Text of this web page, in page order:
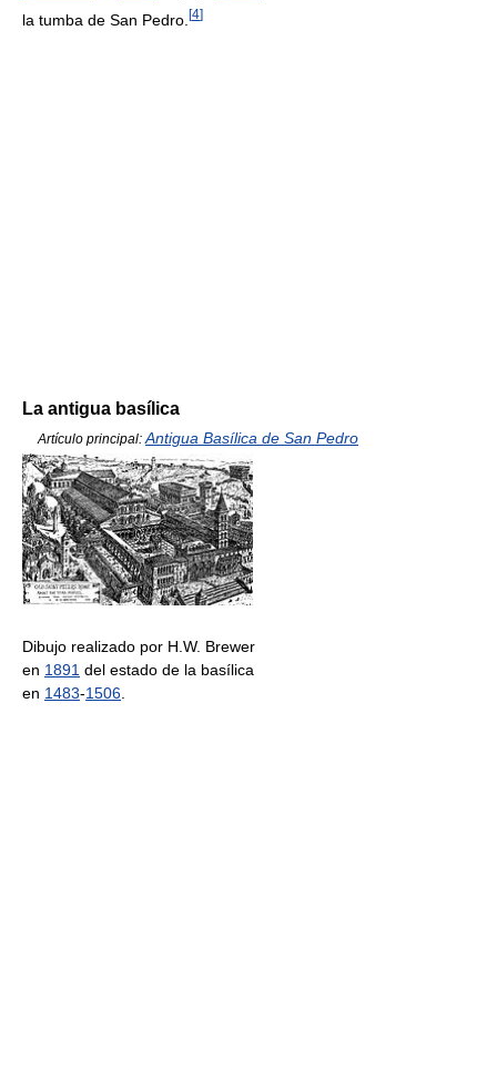
la tumba de San Pedro. [4]
La antigua basílica
Artículo principal: Antigua Basílica de San Pedro
Dibujo realizado por H.W. Brewer
en 1891 del estado de la basílica
en 1483-1506.